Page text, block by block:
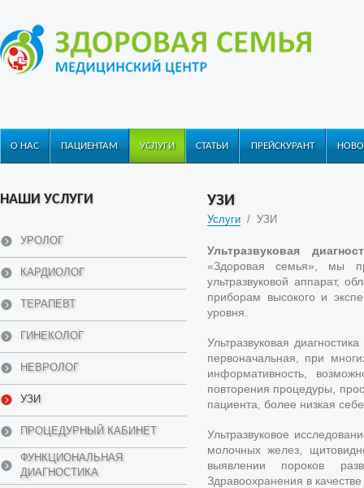
О НАС ПАЦИЕНТАМ УСЛУГИ СТАТЬИ ПРЕЙСКУРАНТ
УЗИ
Услуги / УЗИ
Ультразвуковая
«Здоровая семья», мы
ультразвуковой аппарат,
приборам высокого и
уровня.
Ультразвуковая
первоначальная, при
информативность,
повторения процедуры,
пациента, более низкая
Ультразвуковое
молочных желез,
выявлении пороков
Здравоохранения в
НАШИ УСЛУГИ
УРОЛОГ
КАРДИОЛОГ
ТЕРАПЕВТ
ГИНЕКОЛОГ
НЕВРОЛОГ
УЗИ
ПРОЦЕДУРНЫЙ КАБИНЕТ
ФУНКЦИОНАЛЬНАЯ
ДИАГНОСТИКА